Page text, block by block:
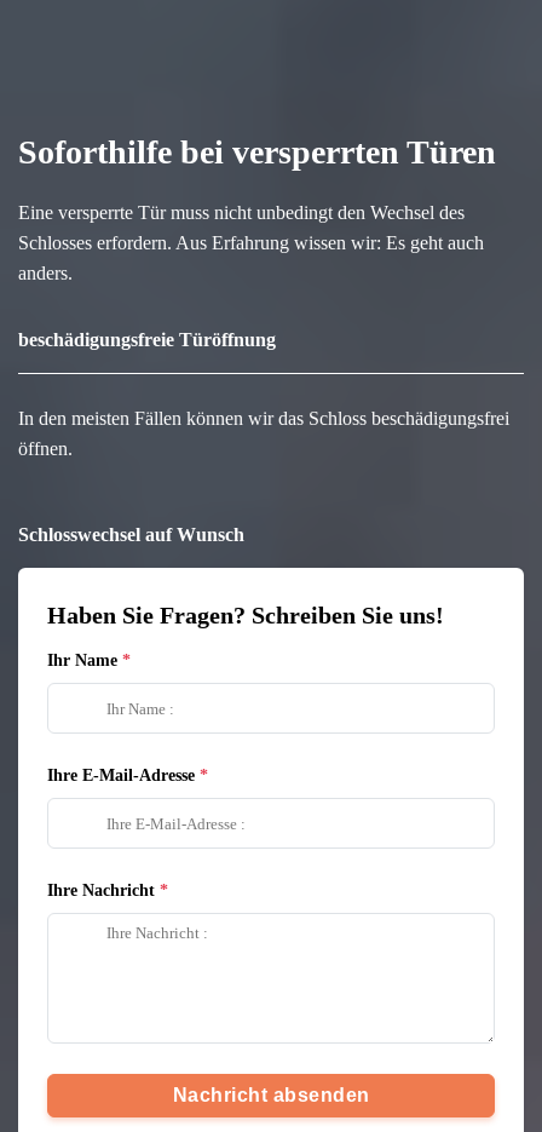
Soforthilfe bei versperrten Türen
Eine versperrte Tür muss nicht unbedingt den Wechsel des
Schlosses erfordern. Aus Erfahrung wissen wir: Es geht auch
anders.
beschädigungsfreie Türöffnung
In den meisten Fällen können wir das Schloss beschädigungsfrei
öffnen.
Schlosswechsel auf Wunsch
Haben Sie Fragen? Schreiben Sie uns!
Ihr Name
Ihre E-Mail-Adresse
Ihre Nachricht
Nachricht absenden